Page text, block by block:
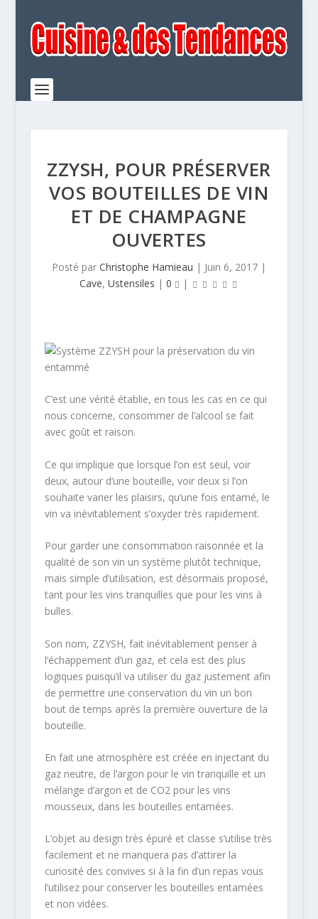
ZZYSH, POUR PRÉSERVER
VOS BOUTEILLES DE VIN
ET DE CHAMPAGNE
OUVERTES
Posté par Christophe Hamieau | Juin 6, 2017|
Cave,Ustensiles |0 |
C’est une vérité établie, en tous les cas en ce qui
nous concerne, consommer de l’alcool se fait
avec goût et raison.
Ce qui implique que lorsque l’on est seul, voir
deux, autour d’une bouteille, voir deux si l’on
souhaite varier les plaisirs, qu’une fois entamé, le
vin va inévitablement s’oxyder très rapidement.
Pour garder une consommation raisonnée et la
qualité de son vin un système plutôt technique,
mais simple d’utilisation, est désormais proposé,
tant pour les vins tranquilles que pour les vins à
bulles.
Son nom, ZZYSH, fait inévitablement penser à
l’échappement d’un gaz, et cela est des plus
logiques puisqu’il va utiliser du gaz justement afin
de permettre une conservation du vin un bon
bout de temps après la première ouverture de la
bouteille.
En fait une atmosphère est créée en injectant du
gaz neutre, de l’argon pour le vin tranquille et un
mélange d’argon et de CO2 pour les vins
mousseux, dans les bouteilles entamées.
L’objet au design très épuré et classe s’utilise très
facilement et ne manquera pas d’attirer la
curiosité des convives si à la fin d’un repas vous
l’utilisez pour conserver les bouteilles entamées
et non vidées.